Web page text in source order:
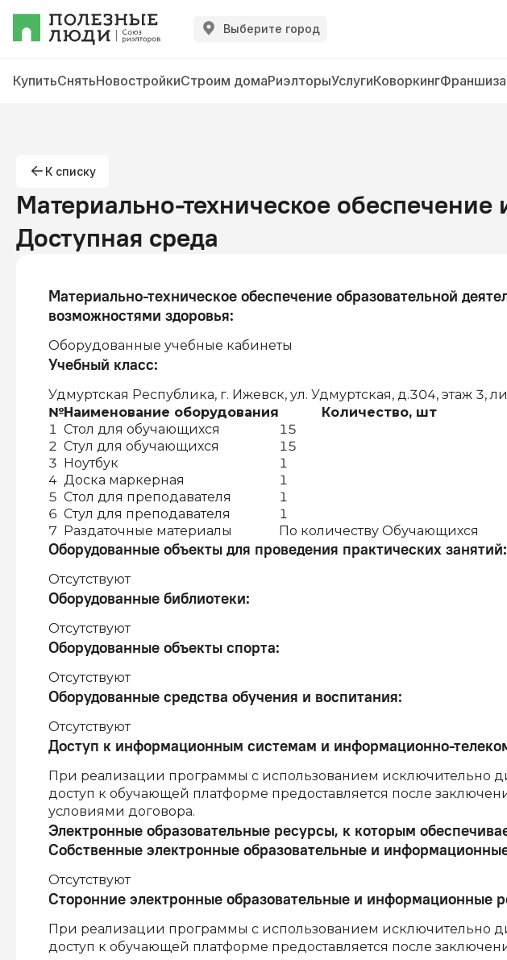
Выберите город
КупитьСнятьНовостройкиСтроим домаРиэлторыУслугиКоворкингФраншиза
К списку
Материально-техническое
Доступная среда
Материально-техническое обеспечение образовательной
возможностями здоровья:
Оборудованные учебные кабинеты
Учебный класс:
Удмуртская Республика, г. Ижевск, ул. Удмуртская, д.304, этаж
№Наименование оборудования
Количество, шт
1 Стол для обучающихся
15
2 Стул для обучающихся
15
3 Ноутбук
1
4 Доска маркерная
1
5 Стол для преподавателя
1
6 Стул для преподавателя
1
7 Раздаточные материалы По количеству Обучающихся
Оборудованные объекты для проведения практических занятий:
Отсутствуют
Оборудованные библиотеки:
Отсутствуют
Оборудованные объекты спорта:
Отсутствуют
Оборудованные средства обучения и воспитания:
Отсутствуют
Доступ к информационным системам и информационно-
При реализации программы с использованием исключительно
доступ к обучающей платформе предоставляется после
условиями договора.
Электронные образовательные ресурсы, к которым
Собственные электронные образовательные и
Отсутствуют
Сторонние электронные образовательные и информационные
При реализации программы с использованием исключительно
доступ к обучающей платформе предоставляется после